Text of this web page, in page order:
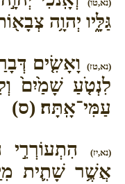
(נא,טו)
גַּלָּ֑יו יְהוָ֥ה
(נא,טז)
וָאָשִׂ֤ים
לִנְטֹ֤עַ שָׁמַ֙יִם֙
עַמִּי־אָֽתָּה׃ (ס)
(נא,יז)
הִתְעוֹרְרִ֣י
אֲשֶׁ֥ר שָׁתִ֛ית